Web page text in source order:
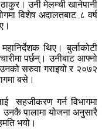
उनी मेलम्ची खानेपानी
विशेष अदालतबाट ८ वर्ष
थिए। बुर्लाकोटी
पर्छन्। उनीबाट आफ्नो
सरुवा गराइयो र २०७२
बसे।
सहजीकरण गर्न विभागमा
पालामा योजना अनुसारै
भयो।